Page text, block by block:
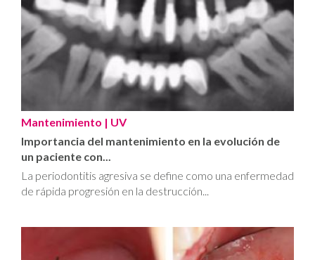
Mantenimiento | UV
Importancia del mantenimiento en la evolución de
un paciente con...
La periodontitis agresiva se define como una enfermedad
de rápida progresión en la destrucción...